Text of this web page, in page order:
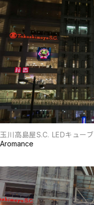
玉川高島屋S.C. LEDキューブ
Aromance